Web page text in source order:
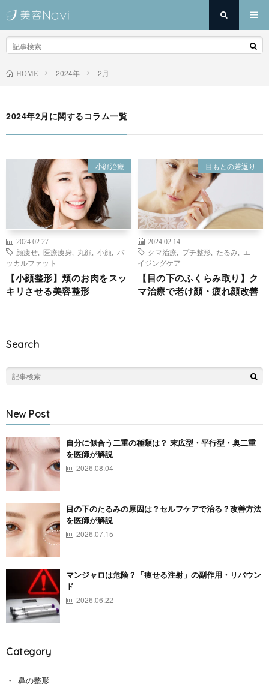
HOME 2024年 2月
2024年2月に関するコラム一覧
小顔治療
2024.02.27
顔痩せ
医療痩身 丸顔 小顔
バ
ッカルファット
【小顔整形】頬のお肉をスッ
キリさせる美容整形
目もとの若返り
2024.02.14
クマ治療
プチ整形 たるみ
エ
イジングケア
【目の下のふくらみ取り】ク
マ治療で老け顔・疲れ顔改善
Search
New Post
自分に似合う二重の種類は？ 末広型・平行型・奥二重
を医師が解説
2026.08.04
目の下のたるみの原因は？セルフケアで治る？改善方法
を医師が解説
2026.07.15
マンジャロは危険？「痩せる注射」の副作用・リバウン
ド
2026.06.22
Category
鼻の整形